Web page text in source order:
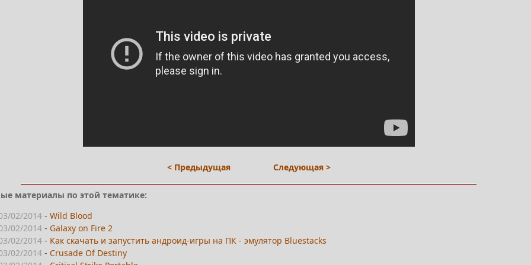
< Предыдущая Следующая >
материалы по этой тематике:
02/2014 -Wild Blood
02/2014 - Galaxy on Fire 2
02/2014 - Как скачать и запустить андроид-игры на ПК - эмулятор Bluestacks
02/2014 - Crusade Of Destiny